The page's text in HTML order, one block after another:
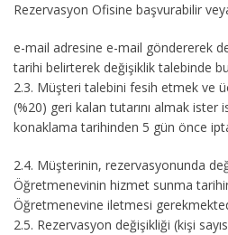
Rezervasyon Ofisine başvurabilir
e-mail adresine e-mail göndererek
tarihi belirterek değişiklik talebinde
2.3. Müşteri talebini fesih etmek ve
(%20) geri kalan tutarını almak ister
konaklama tarihinden 5 gün önce
2.4. Müşterinin, rezervasyonunda
Öğretmenevinin hizmet sunma
Öğretmenevine iletmesi
2.5. Rezervasyon değişikliği (kişi